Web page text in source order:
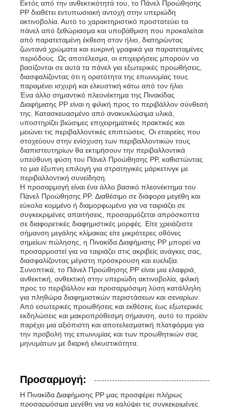
Εκτός από την ανθεκτικότητά του, το Πάνελ Προώθησης
PP διαθέτει εντυπωσιακή αντοχή στην υπεριώδη
ακτινοβολία. Αυτό το χαρακτηριστικό προστατεύει τα
πάνελ από ξεθώριασμα και υποβάθμιση που προκαλείται
από παρατεταμένη έκθεση στον ήλιο, διατηρώντας
ζωντανά χρώματα και ευκρινή γραφικά για παρατεταμένες
περιόδους. Ως αποτέλεσμα, οι επιχειρήσεις μπορούν να
βασίζονται σε αυτά τα πάνελ για εξωτερικές προωθήσεις,
διασφαλίζοντας ότι η ορατότητα της επωνυμίας τους
παραμένει ισχυρή και ελκυστική κάτω από τον ήλιο.
Ένα άλλο σημαντικό πλεονέκτημα της Πινακίδας
Διαφήμισης PP είναι η φιλική προς το περιβάλλον σύνθεσή
της. Κατασκευασμένο από ανακυκλώσιμα υλικά,
υποστηρίζει βιώσιμες επιχειρηματικές πρακτικές και
μειώνει τις περιβαλλοντικές επιπτώσεις. Οι εταιρείες που
στοχεύουν στην ενίσχυση των περιβαλλοντικών τους
διαπιστευτηρίων θα εκτιμήσουν την περιβαλλοντικά
υπεύθυνη φύση του Πάνελ Προώθησης PP, καθιστώντας
το μια έξυπνη επιλογή για στρατηγικές μάρκετινγκ με
περιβαλλοντική συνείδηση.
Η προσαρμογή είναι ένα άλλο βασικό πλεονέκτημα του
Πάνελ Προώθησης PP. Διαθέσιμο σε διάφορα μεγέθη και
εύκολα κομμένο ή διαμορφωμένο για να ταιριάζει σε
συγκεκριμένες απαιτήσεις, προσαρμόζεται απρόσκοπτα
σε διαφορετικές διαφημιστικές μορφές. Είτε χρειάζεστε
σήμανση μεγάλης κλίμακας είτε μικρότερες οθόνες
σημείων πώλησης, η Πινακίδα Διαφήμισης PP μπορεί να
προσαρμοστεί για να ταιριάζει στις ακριβείς ανάγκες σας,
διασφαλίζοντας μέγιστη πρόσκρουση και ευελιξία.
Συνοπτικά, το Πάνελ Προώθησης PP είναι μια ελαφριά,
ανθεκτική, ανθεκτική στην υπεριώδη ακτινοβολία, φιλική
προς το περιβάλλον και προσαρμόσιμη λύση κατάλληλη
για πληθώρα διαφημιστικών περιστάσεων και σεναρίων.
Από εσωτερικές προωθήσεις και εκθέσεις έως εξωτερικές
εκδηλώσεις και μακροπρόθεσμη σήμανση, αυτό το προϊόν
παρέχει μια αξιόπιστη και αποτελεσματική πλατφόρμα για
την προβολή της επωνυμίας και των προωθητικών σας
μηνυμάτων με διαρκή ελκυστικότητα.
Προσαρμογή:
Η Πινακίδα Διαφήμισης PP μας προσφέρει πλήρως
προσαρμόσιμα μεγέθη για να καλύψει τις συγκεκριμένες